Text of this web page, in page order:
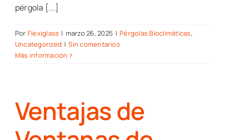
pérgola [...]
Por Flexiglass | marzo 26, 2025 | Pérgolas Bioclimáticas,
Uncategorized | Sin comentarios
Más información
Ventajas de